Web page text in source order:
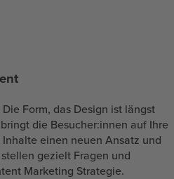
Form, das Design ist längst
die Besucher:innen auf Ihre
einen neuen Ansatz und
gezielt Fragen und
Marketing Strategie.